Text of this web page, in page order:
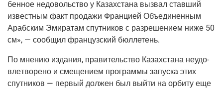
бен­ное недо­воль­ство у Казах­ста­на вызвал став­ший
извест­ным факт про­да­жи Фран­ци­ей Объ­еди­нен­ным
Араб­ским Эми­ра­там спут­ни­ков с раз­ре­ше­ни­ем ниже 50
см», — сооб­щил фран­цуз­ский бюллетень.
По мне­нию изда­ния, пра­ви­тель­ство Казах­ста­на неудо­
вле­тво­ре­но и сме­ще­ни­ем про­грам­мы запус­ка этих
спут­ни­ков — пер­вый дол­жен был вый­ти на орби­ту еще